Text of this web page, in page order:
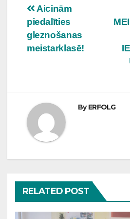
Ziņu
izvēlne
Aicinām
piedalīties
gleznošanas
meistarklasē!
ByERFOLG
RELATED POST